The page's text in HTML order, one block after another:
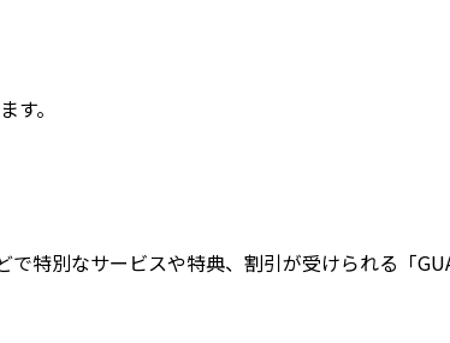
。
特別なサービスや特典、割引が受けられる「